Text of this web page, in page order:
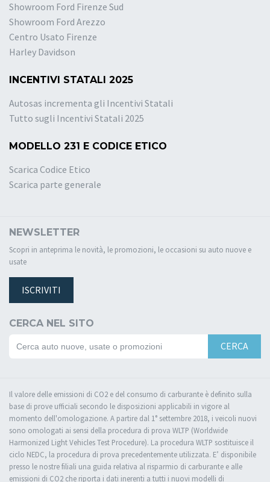
Showroom Ford Firenze Sud
Showroom Ford Arezzo
Centro Usato Firenze
Harley Davidson
INCENTIVI STATALI 2025
Autosas incrementa gli Incentivi Statali
Tutto sugli Incentivi Statali 2025
MODELLO 231 E CODICE ETICO
Scarica Codice Etico
Scarica parte generale
NEWSLETTER
Scopri in anteprima le novità, le promozioni, le occasioni su auto nuove e
usate
ISCRIVITI
CERCA NEL SITO
CERCA
Il valore delle emissioni di CO2 e del consumo di carburante è definito sulla
base di prove ufficiali secondo le disposizioni applicabili in vigore al
momento dell'omologazione. A partire dal 1° settembre 2018, i veicoli nuovi
sono omologati ai sensi della procedura di prova WLTP (Worldwide
Harmonized Light Vehicles Test Procedure). La procedura WLTP sostituisce il
ciclo NEDC, la procedura di prova precedentemente utilizzata. E’ disponibile
presso le nostre filiali una guida relativa al risparmio di carburante e alle
emissioni di CO2 che riporta i dati inerenti a tutti i nuovi modelli di